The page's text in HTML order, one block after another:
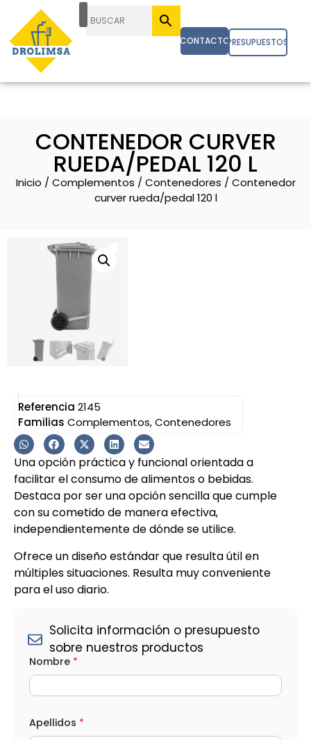
CONTACTOPRESUPUESTOS
CONTENEDOR CURVER
RUEDA/PEDAL 120 L
Inicio / Complementos / Contenedores / Contenedor
curver rueda/pedal 120 l
Referencia 2145
Familias Complementos,Contenedores
Una opción práctica y funcional orientada a
facilitar el consumo de alimentos o bebidas.
Destaca por ser una opción sencilla que cumple
con su cometido de manera efectiva,
independientemente de dónde se utilice.
Ofrece un diseño estándar que resulta útil en
múltiples situaciones. Resulta muy conveniente
para el uso diario.
Solicita información o presupuesto
sobre nuestros productos
p
e
d
o
Nombre *
Apellidos *